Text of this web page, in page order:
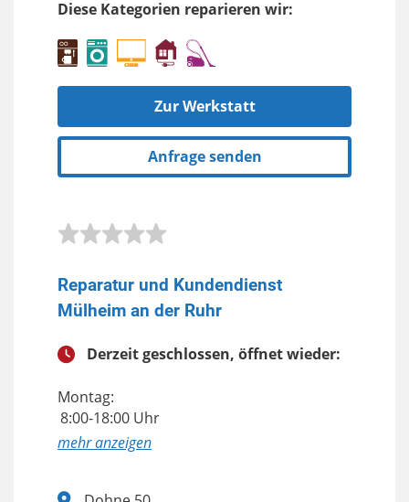
Diese Kategorien reparieren wir:
Zur Werkstatt
Anfrage senden
Reparatur und Kundendienst
Mülheim an der Ruhr
Derzeit geschlossen, öffnet wieder:
Montag:
8:00-18:00 Uhr
anzeigen